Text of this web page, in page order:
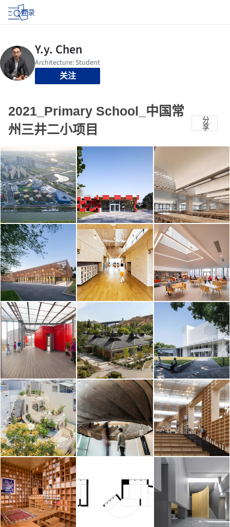
登录
关注
2021_Primary School_中国常
州三井二小项目
分
享